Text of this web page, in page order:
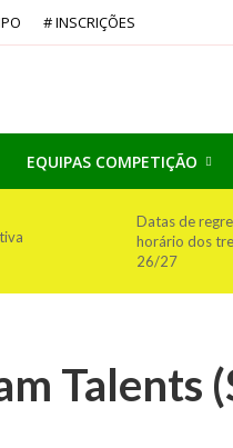
# INSCRIÇÕES
EQUIPAS COMPETIÇÃO
Datas de
horário dos
26/27
Talents